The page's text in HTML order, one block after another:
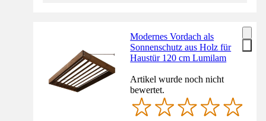
Modernes Vordach als
Sonnenschutz aus Holz für
Haustür 120 cm Lumilam
Artikel wurde noch nicht
bewertet.